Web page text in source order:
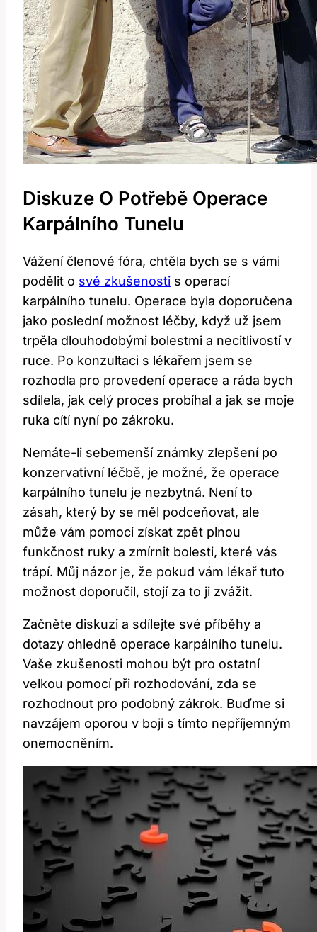
Diskuze O Potřebě Operace
Karpálního Tunelu
Vážení členové fóra, chtěla bych se s vámi
podělit o své zkušenosti s operací
karpálního tunelu. Operace byla doporučena
jako poslední možnost léčby, když už jsem
trpěla dlouhodobými bolestmi a necitlivostí v
ruce. Po konzultaci s lékařem jsem se
rozhodla pro provedení operace a ráda bych
sdílela, jak celý proces probíhal a jak se moje
ruka cítí nyní po zákroku.
Nemáte-li sebemenší známky zlepšení po
konzervativní léčbě, je možné, že operace
karpálního tunelu je nezbytná. Není to
zásah, který by se měl podceňovat, ale
může vám pomoci získat zpět plnou
funkčnost ruky a zmírnit bolesti, které vás
trápí. Můj názor je, že pokud vám lékař tuto
možnost doporučil, stojí za to ji zvážit.
Začněte diskuzi a sdílejte své příběhy a
dotazy ohledně operace karpálního tunelu.
Vaše zkušenosti mohou být pro ostatní
velkou pomocí při rozhodování, zda se
rozhodnout pro podobný zákrok. Buďme si
navzájem oporou v boji s tímto nepříjemným
onemocněním.